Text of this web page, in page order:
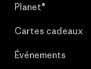
Planet®
Cartes cadeaux
Événements